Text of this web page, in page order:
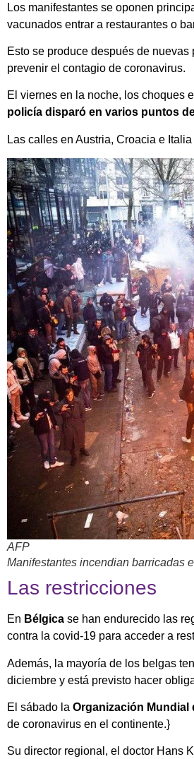
Los manifestantes se oponen
vacunados entrar a restaurantes o
Esto se produce después de nuevas
prevenir el contagio de coronavirus.
El viernes en la noche, los choques
policía disparó en varios puntos
Las calles en Austria, Croacia e
AFP
Manifestantes incendian barricadas
Las restricciones
En Bélgica se han endurecido las
contra la covid-19 para acceder a
Además, la mayoría de los belgas
diciembre y está previsto hacer
El sábado la Organización Mundial
de coronavirus en el continente.}
Su director regional, el doctor Hans